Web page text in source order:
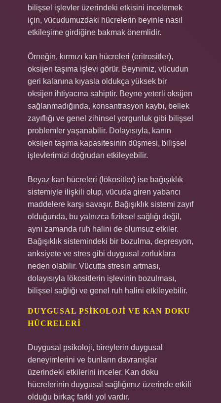
bilişsel işlevler üzerindeki etkisini incelemek
için, vücudumuzdaki hücrelerin beyinle nasıl
etkileşime girdiğine bakmak önemlidir.
Örneğin, kırmızı kan hücreleri (eritrositler),
oksijen taşıma işlevi görür. Beynimiz, vücudun
geri kalanına kıyasla oldukça yüksek bir
oksijen ihtiyacına sahiptir. Beyne yeterli oksijen
sağlanmadığında, konsantrasyon kaybı, bellek
zayıflığı ve genel zihinsel yorgunluk gibi bilişsel
problemler yaşanabilir. Dolayısıyla, kanın
oksijen taşıma kapasitesinin düşmesi, bilişsel
işlevlerimizi doğrudan etkileyebilir.
Beyaz kan hücreleri (lökositler) ise bağışıklık
sistemiyle ilişkili olup, vücuda giren yabancı
maddelere karşı savaşır. Bağışıklık sistemi zayıf
olduğunda, bu yalnızca fiziksel sağlığı değil,
aynı zamanda ruh halini de olumsuz etkiler.
Bağışıklık sistemindeki bir bozulma, depresyon,
anksiyete ve stres gibi duygusal zorluklara
neden olabilir. Vücutta stresin artması,
dolayısıyla lökositlerin işlevinin bozulması,
bilişsel sağlığı ve genel ruh halini etkileyebilir.
DUYGUSAL PSIKOLOJI VE KAN DOKU
HÜCRELERI
Duygusal psikoloji, bireylerin duygusal
deneyimlerini ve bunların davranışlar
üzerindeki etkilerini inceler. Kan doku
hücrelerinin duygusal sağlığımız üzerinde etkili
olduğu birkaç farklı yol vardır.